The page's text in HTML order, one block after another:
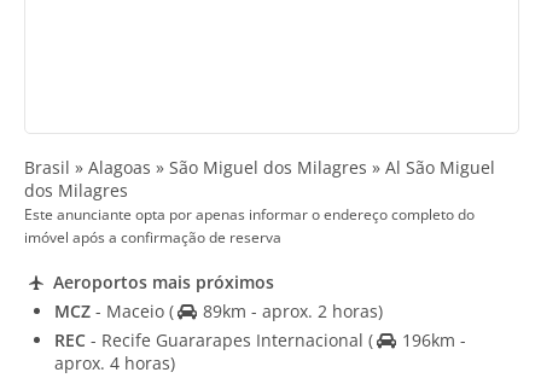
Brasil » Alagoas » São Miguel dos Milagres » Al São Miguel
dos Milagres
Este anunciante opta por apenas informar o endereço completo do
imóvel após a confirmação de reserva
Aeroportos mais próximos
MCZ - Maceio (
89km - aprox. 2 horas)
REC - Recife Guararapes Internacional (
196km -
aprox. 4 horas)